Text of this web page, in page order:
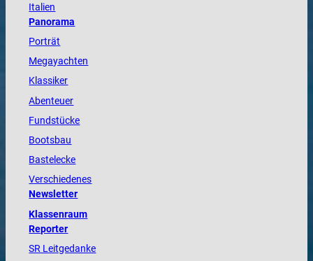
Italien
Panorama
Porträt
Megayachten
Klassiker
Abenteuer
Fundstücke
Bootsbau
Bastelecke
Verschiedenes
Newsletter
Klassenraum
Reporter
SR Leitgedanke